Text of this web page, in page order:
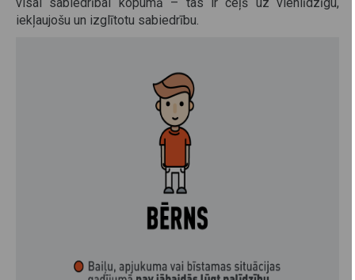
iekļaujošu un izglītotu sabiedrību.